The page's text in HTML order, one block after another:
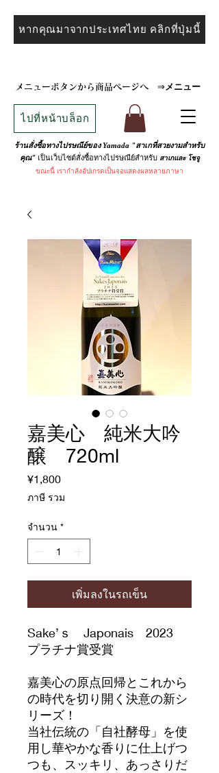
หากคุณมาจากประเทศไทย คลิกที่ปุ่มนี้
メニューボタンから商品ページへ ⇒ メニュー
ไปที่หน้าบล็อก
ร้านสั่งซื้อทางไปรษณีย์ของ Yamada "สาเกที่สวยงามสำหรับ
คุณ"เป็นเว็บไซต์สั่งซื้อทางไปรษณีย์สำหรับ สาเกและ โชจู
ขณะนี้ เรากำลังอัปเกรดเป็นจอแสดงผลหลายภาษา
嘉美心 純米大吟
醸 720ml
¥1,800ราคา
ภาษี รวม
จำนวน *
เพิ่มลงในรถเข็น
Sake’ｓ Japonais 2023
プラチナ賞受賞
嘉美心の原点回帰とこれから
の時代を切り開く決意の新シ
リーズ！
当社伝統の「自社酵母」を使
用し華やかな香りに仕上げつ
つも、スッキリ、あっさりだ